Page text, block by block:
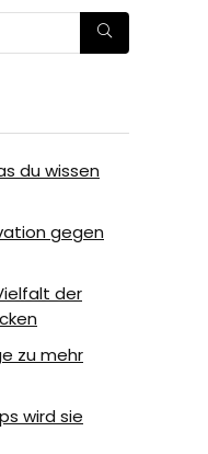
du wissen
gegen
der
zu mehr
wird sie